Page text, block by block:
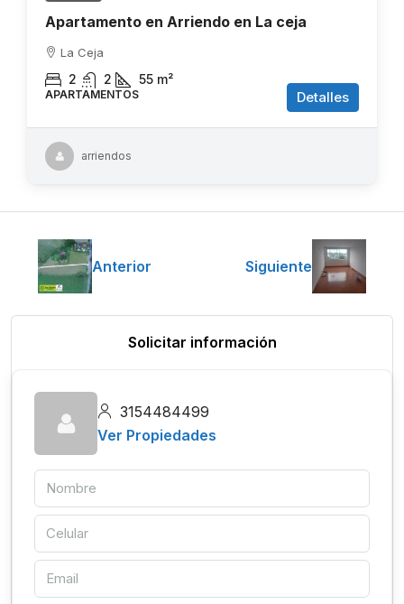
Apartamento en Arriendo en La ceja
La Ceja
2 2 55 m²
APARTAMENTOS Detalles
arriendos
Anterior Siguiente
Solicitar información
3154484499
Ver Propiedades